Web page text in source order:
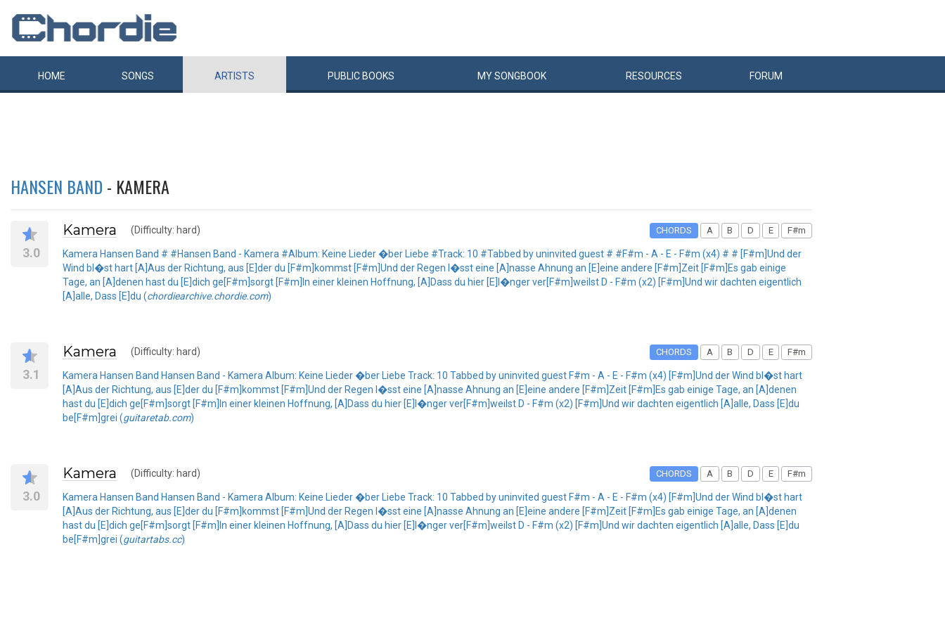
HOME SONGS ARTISTS PUBLIC BOOKS MYSONGBOOK RESOURCES FORUM
HANSEN BAND - KAMERA
3.0
Kamera (Difficulty: hard) CHORDS A B D E F#m
Kamera Hansen Band # #Hansen Band - Kamera #Album: Keine Lieder �ber Liebe #Track: 10 #Tabbed by uninvited guest # #F#m - A - E - F#m (x4) # # [F#m]Und der
Wind bl�st hart [A]Aus der Richtung, aus [E]der du [F#m]kommst [F#m]Und der Regen l�sst eine [A]nasse Ahnung an [E]eine andere [F#m]Zeit [F#m]Es gab einige
Tage, an [A]denen hast du [E]dich ge[F#m]sorgt [F#m]In einer kleinen Hoffnung, [A]Dass du hier [E]l�nger ver[F#m]weilst D - F#m (x2) [F#m]Und wir dachten eigentlich
[A]alle, Dass [E]du (chordiearchive.chordie.com)
3.1
Kamera (Difficulty: hard) CHORDS A B D E F#m
Kamera Hansen Band Hansen Band - Kamera Album: Keine Lieder �ber Liebe Track: 10 Tabbed by uninvited guest F#m - A - E - F#m (x4) [F#m]Und der Wind bl�st hart
[A]Aus der Richtung, aus [E]der du [F#m]kommst [F#m]Und der Regen l�sst eine [A]nasse Ahnung an [E]eine andere [F#m]Zeit [F#m]Es gab einige Tage, an [A]denen
hast du [E]dich ge[F#m]sorgt [F#m]In einer kleinen Hoffnung, [A]Dass du hier [E]l�nger ver[F#m]weilst D - F#m (x2) [F#m]Und wir dachten eigentlich [A]alle, Dass [E]du
be[F#m]grei (guitaretab.com)
3.0
Kamera (Difficulty: hard) CHORDS A B D E F#m
Kamera Hansen Band Hansen Band - Kamera Album: Keine Lieder �ber Liebe Track: 10 Tabbed by uninvited guest F#m - A - E - F#m (x4) [F#m]Und der Wind bl�st hart
[A]Aus der Richtung, aus [E]der du [F#m]kommst [F#m]Und der Regen l�sst eine [A]nasse Ahnung an [E]eine andere [F#m]Zeit [F#m]Es gab einige Tage, an [A]denen
hast du [E]dich ge[F#m]sorgt [F#m]In einer kleinen Hoffnung, [A]Dass du hier [E]l�nger ver[F#m]weilst D - F#m (x2) [F#m]Und wir dachten eigentlich [A]alle, Dass [E]du
be[F#m]grei (guitartabs.cc)